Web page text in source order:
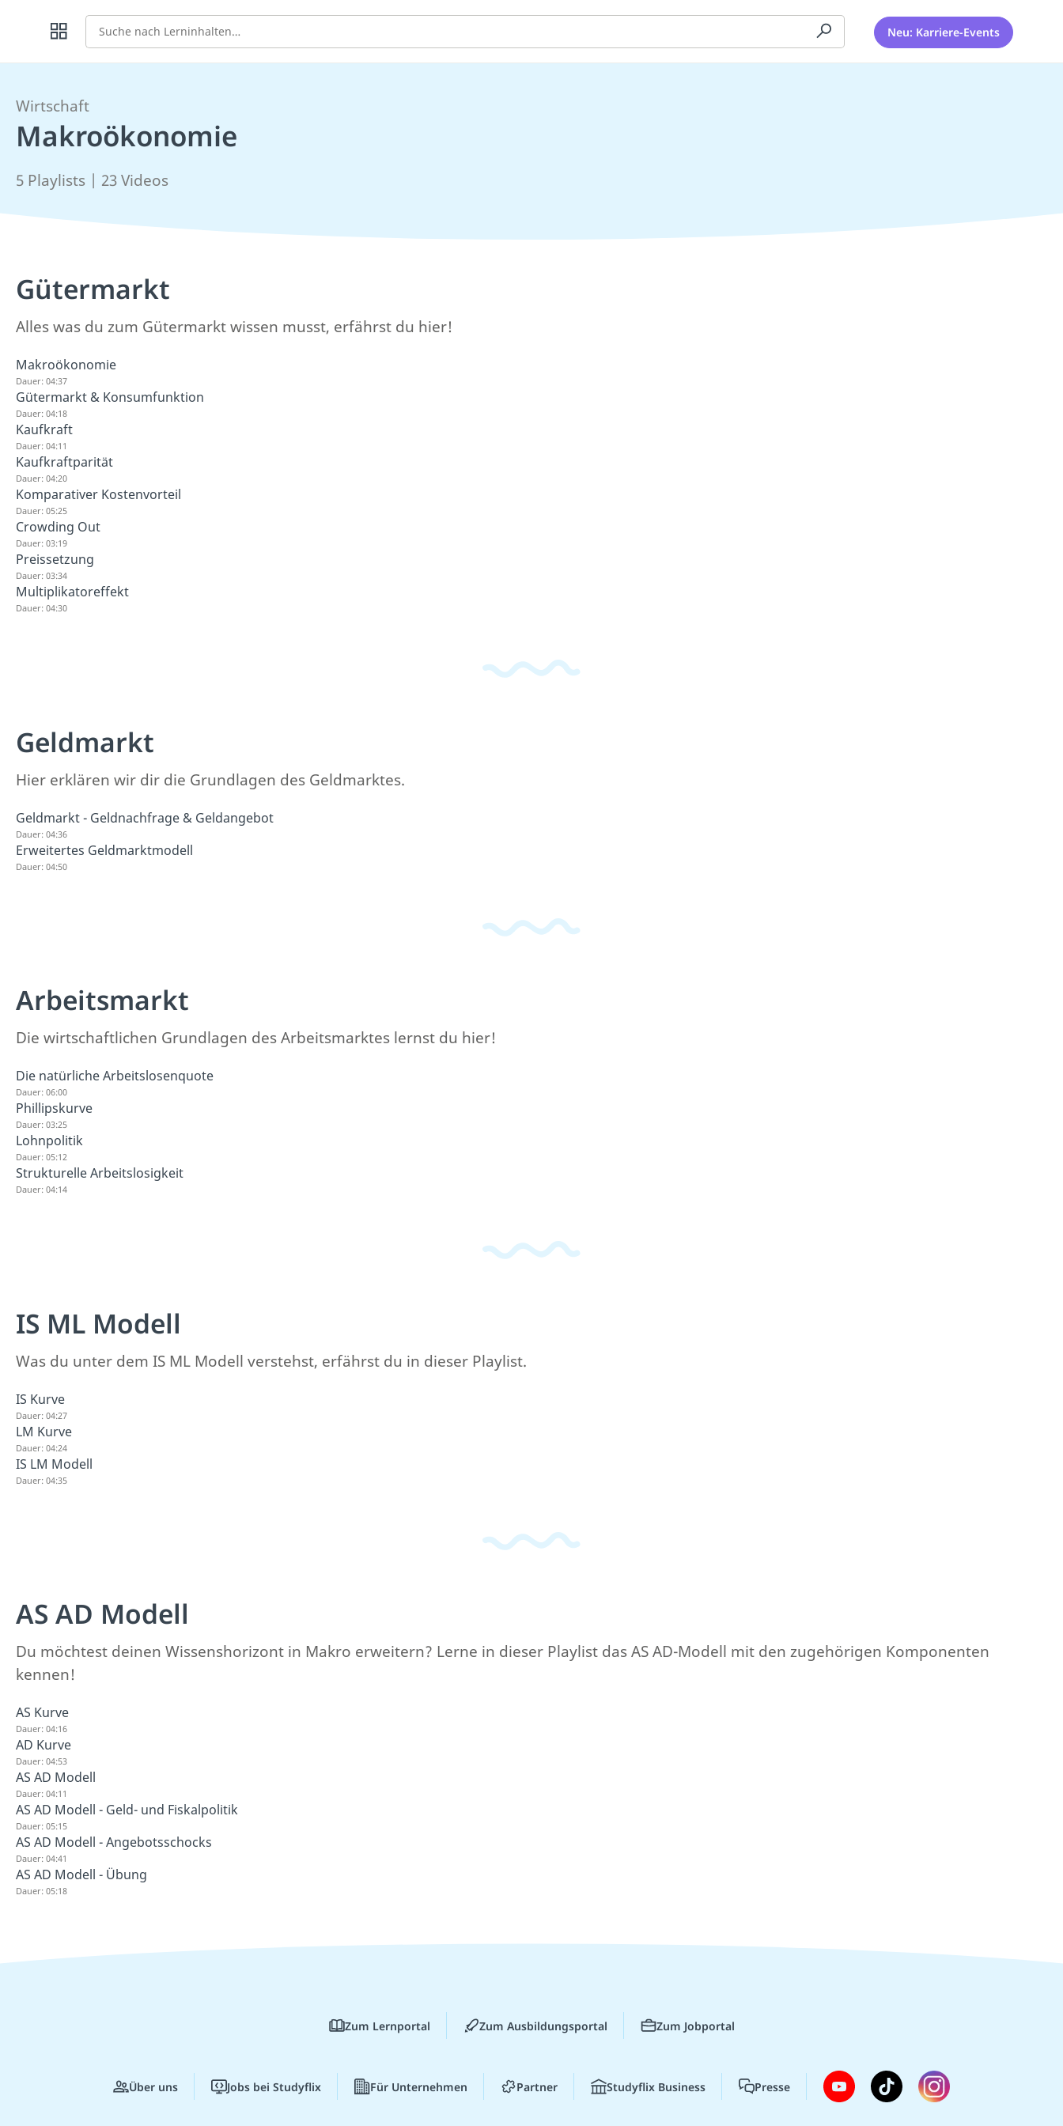
Suche Neu: Karriere-Events
Wirtschaft
Makroökonomie
5 Playlists | 23 Videos
Gütermarkt
Alles was du zum Gütermarkt wissen musst, erfährst du hier!
Makroökonomie
Dauer: 04:37
Gütermarkt & Konsumfunktion
Dauer: 04:18
Kaufkraft
Dauer: 04:11
Kaufkraftparität
Dauer: 04:20
Komparativer Kostenvorteil
Dauer: 05:25
Crowding Out
Dauer: 03:19
Preissetzung
Dauer: 03:34
Multiplikatoreffekt
Dauer: 04:30
Geldmarkt
Hier erklären wir dir die Grundlagen des Geldmarktes.
Geldmarkt - Geldnachfrage & Geldangebot
Dauer: 04:36
Erweitertes Geldmarktmodell
Dauer: 04:50
Arbeitsmarkt
Die wirtschaftlichen Grundlagen des Arbeitsmarktes lernst du hier!
Die natürliche Arbeitslosenquote
Dauer: 06:00
Phillipskurve
Dauer: 03:25
Lohnpolitik
Dauer: 05:12
Strukturelle Arbeitslosigkeit
Dauer: 04:14
IS ML Modell
Was du unter dem IS ML Modell verstehst, erfährst du in dieser Playlist.
IS Kurve
Dauer: 04:27
LM Kurve
Dauer: 04:24
IS LM Modell
Dauer: 04:35
AS AD Modell
Du möchtest deinen Wissenshorizont in Makro erweitern? Lerne in dieser Playlist das AS AD-Modell mit den zugehörigen Komponenten
kennen!
AS Kurve
Dauer: 04:16
AD Kurve
Dauer: 04:53
AS AD Modell
Dauer: 04:11
AS AD Modell - Geld- und Fiskalpolitik
Dauer: 05:15
AS AD Modell - Angebotsschocks
Dauer: 04:41
AS AD Modell - Übung
Dauer: 05:18
Zum Lernportal Zum Ausbildungsportal Zum Jobportal
Über uns Jobs bei Studyflix Für Unternehmen Partner Studyflix Business Presse